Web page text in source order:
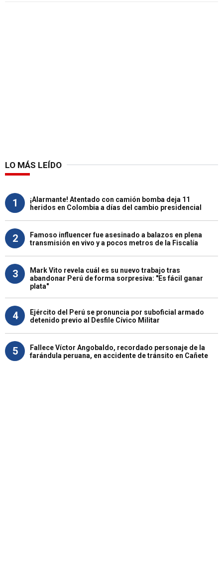
LO MÁS LEÍDO
1
¡Alarmante! Atentado con camión bomba deja 11
heridos en Colombia a días del cambio presidencial
2
Famoso influencer fue asesinado a balazos en plena
transmisión en vivo y a pocos metros de la Fiscalía
3
Mark Vito revela cuál es su nuevo trabajo tras
abandonar Perú de forma sorpresiva: "Es fácil ganar
plata"
4
Ejército del Perú se pronuncia por suboficial armado
detenido previo al Desfile Cívico Militar
5
Fallece Víctor Angobaldo, recordado personaje de la
farándula peruana, en accidente de tránsito en Cañete